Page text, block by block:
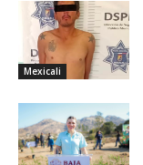
Mexicali